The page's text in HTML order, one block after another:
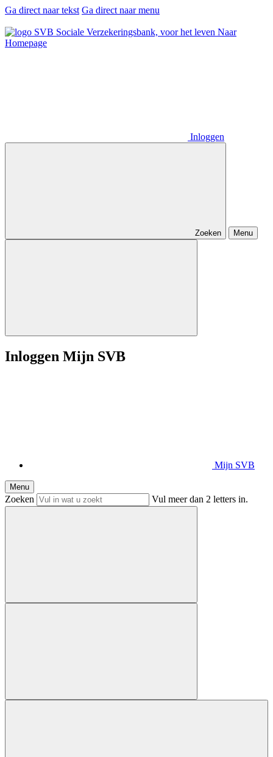
Ga direct naar tekst Ga direct naar menu
Naar
Homepage
Inloggen
Zoeken Menu
Inloggen Mijn SVB
Mijn SVB
Menu
Zoeken Vul meer dan 2 letters in.